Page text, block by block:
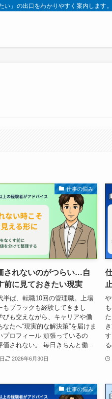
」の出口をわかりやすく案内します。
仕事の悩み
されないのがつらい…自
前に見ておきたい現実
半ば、転職10回の管理職。上場
もブラックも経験してきまし
びも交えながら、キャリアや働
なたへ“現実的な解決策”を届けま
ロフィール 頑張っているの
価されない。 毎日きちんと働...
2026年6月30日
仕事の悩み